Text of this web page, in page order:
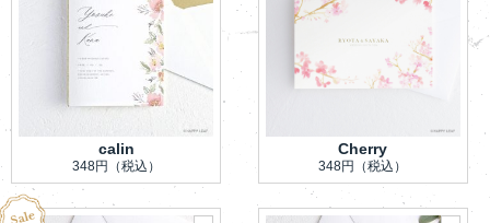
calin
348円 （税込）
Cherry
348円 （税込）